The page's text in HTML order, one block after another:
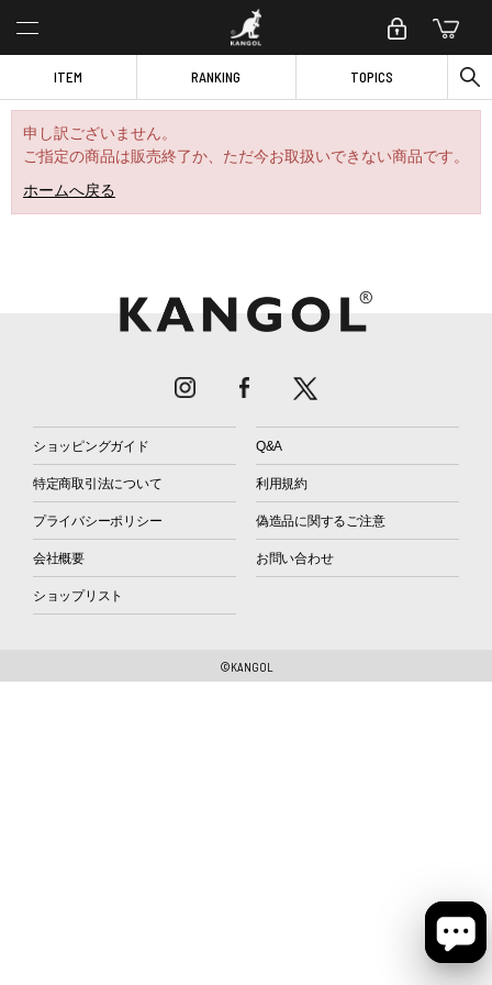
ITEM RANKING TOPICS
申し訳ございません。
ご指定の商品は販売終了か、ただ今お取扱いできない商品です。
ホームへ戻る
ショッピングガイド Q&A
特定商取引法について 利用規約
プライバシーポリシー 偽造品に関するご注意
会社概要 お問い合わせ
ショップリスト
©KANGOL